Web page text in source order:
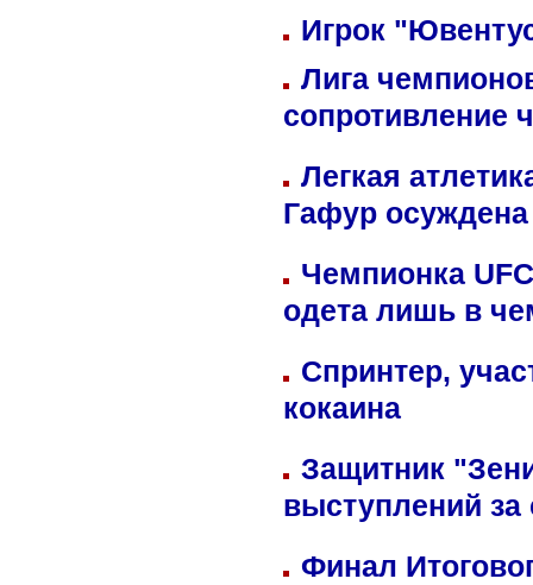
Игрок
Лига
сопротивление
Легкая
Гафур осуждена
Чемпионка
одета лишь в
Спринтер,
кокаина
Защитник
выступлений
Финал